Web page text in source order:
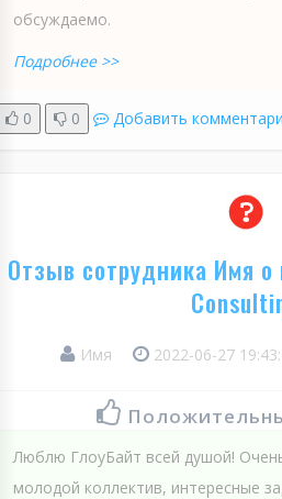
обсуждаемо.
Подробнее >>
0 0 Добавить
Отзыв сотрудника Имя о
Имя 2022-06-27
Люблю ГлоуБайт всей душой!
молодой коллектив, интересные